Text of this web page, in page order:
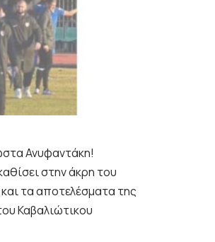
Ανυφαντάκη!
στην άκρη του
τα αποτελέσματα της
Καβαλιώτικου